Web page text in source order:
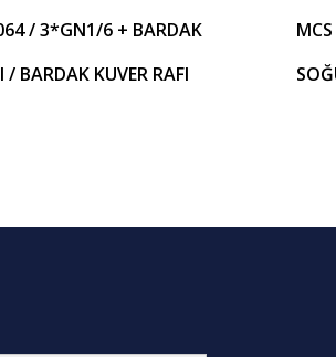
/ 3*GN1/6 + BARDAK
/ BARDAK KUVER RAFI